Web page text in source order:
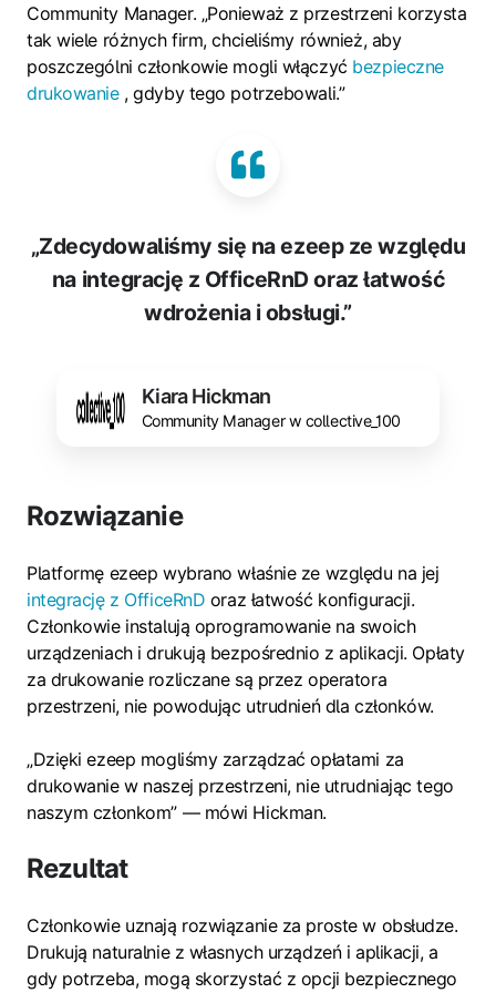
Community Manager. „Ponieważ z przestrzeni korzysta
tak wiele różnych firm, chcieliśmy również, aby
poszczególni członkowie mogli włączyć bezpieczne
drukowanie, gdyby tego potrzebowali.”
„Zdecydowaliśmy się na ezeep ze względu
na integrację z OfficeRnD oraz łatwość
wdrożenia i obsługi.”
Kiara Hickman
Community Manager w collective_100
Rozwiązanie
Platformę ezeep wybrano właśnie ze względu na jej
integrację z OfficeRnD oraz łatwość konfiguracji.
Członkowie instalują oprogramowanie na swoich
urządzeniach i drukują bezpośrednio z aplikacji. Opłaty
za drukowanie rozliczane są przez operatora
przestrzeni, nie powodując utrudnień dla członków.
„Dzięki ezeep mogliśmy zarządzać opłatami za
drukowanie w naszej przestrzeni, nie utrudniając tego
naszym członkom” — mówi Hickman.
Rezultat
Członkowie uznają rozwiązanie za proste w obsłudze.
Drukują naturalnie z własnych urządzeń i aplikacji, a
gdy potrzeba, mogą skorzystać z opcji bezpiecznego